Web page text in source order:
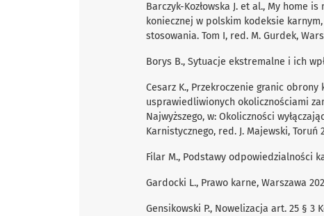
Barczyk-Kozłowska J. et al., My home
koniecznej w polskim kodeksie
stosowania. Tom I, red. M. Gurdek,
Borys B., Sytuacje ekstremalne i ich
Cesarz K., Przekroczenie granic
usprawiedliwionych okolicznościami
Najwyższego, w: Okoliczności
Karnistycznego, red. J. Majewski, Toruń
Filar M., Podstawy odpowiedzialności
Gardocki L., Prawo karne, Warszawa
Gensikowski P., Nowelizacja art. 25 § 3